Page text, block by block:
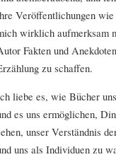
Veröffentlichungen wie
wirklich aufmerksam
Fakten und
zu schaffen.
liebe es, wie Bücher
es uns ermöglichen,
unser Verständnis
uns als Individuen zu